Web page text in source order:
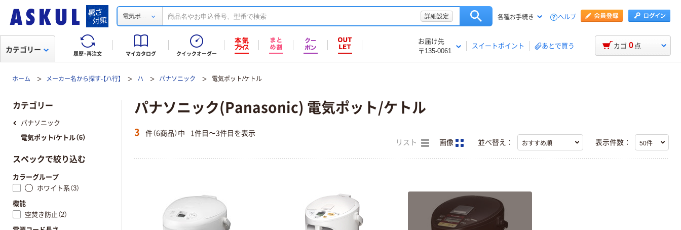
電気ポ... 詳細設定 各種お手続き ヘルプ
履歴・再注文 マイカタログ クイックオーダー
お届け先
〒135-0061
スイートポイント あとで買う
カテゴリー カゴ 0 点
ホーム メーカー名から探す-【ハ行】 ハ パナソニック 電気ポット/ケトル
パナソニック(Panasonic) 電気ポット/ケトル
3 件（6商品）中 1件目〜3件目を表示
リスト 画像 並べ替え： 表示件数：
カテゴリー
パナソニック
電気ポット/ケトル（6）
スペックで絞り込む
カラーグループ
ホワイト系（3）
機能
空焚き防止（2）